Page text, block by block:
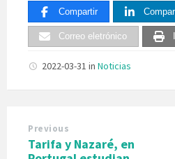
Compartir
Correo eletrónico
2022-03-31 in Noticias
Previous
Tarifa y Nazaré, en